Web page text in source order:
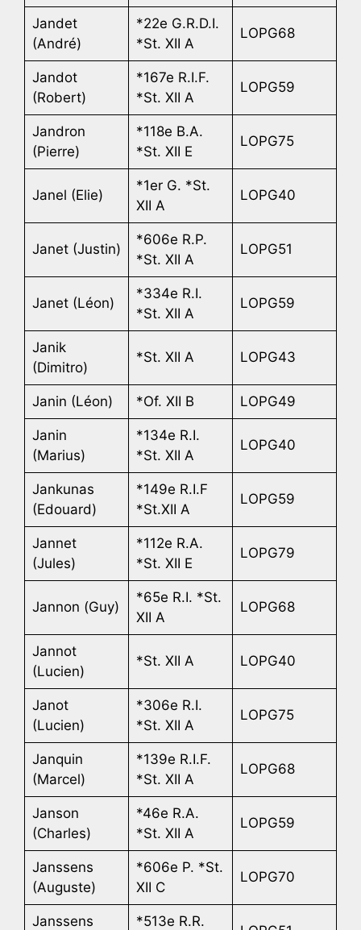
Jandet
(André)
*22e G.R.D.I.
*St. XII A
LOPG68
Jandot
(Robert)
*167e R.I.F.
*St. XII A
LOPG59
Jandron
(Pierre)
*118e B.A.
*St. XII E
LOPG75
Janel (Elie)
*1er G. *St.
XII A
LOPG40
Janet (Justin)
*606e R.P.
*St. XII A
LOPG51
Janet (Léon)
*334e R.I.
*St. XII A
LOPG59
Janik
(Dimitro)
*St. XII A LOPG43
Janin (Léon) *Of. XII B LOPG49
Janin
(Marius)
*134e R.I.
*St. XII A
LOPG40
Jankunas
(Edouard)
*149e R.I.F
*St.XII A
LOPG59
Jannet
(Jules)
*112e R.A.
*St. XII E
LOPG79
Jannon (Guy)
*65e R.I. *St.
XII A
LOPG68
Jannot
(Lucien)
*St. XII A LOPG40
Janot
(Lucien)
*306e R.I.
*St. XII A
LOPG75
Janquin
(Marcel)
*139e R.I.F.
*St. XII A
LOPG68
Janson
(Charles)
*46e R.A.
*St. XII A
LOPG59
Janssens
(Auguste)
*606e P. *St.
XII C
LOPG70
Janssens *513e R.R.